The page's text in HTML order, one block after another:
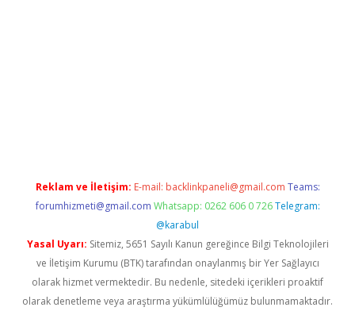
Reklam ve İletişim: E-mail: backlinkpaneli@gmail.com Teams:
forumhizmeti@gmail.com Whatsapp: 0262 606 0 726 Telegram:
@karabul
Yasal Uyarı: Sitemiz, 5651 Sayılı Kanun gereğince Bilgi Teknolojileri
ve İletişim Kurumu (BTK) tarafından onaylanmış bir Yer Sağlayıcı
olarak hizmet vermektedir. Bu nedenle, sitedeki içerikleri proaktif
olarak denetleme veya araştırma yükümlülüğümüz bulunmamaktadır.